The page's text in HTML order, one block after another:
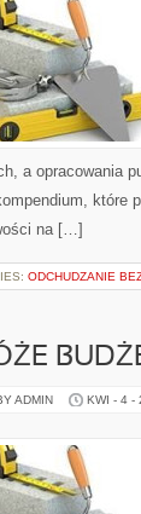
a opracowania
które
na […]
ODCHUDZANIE
ADMIN KWI - 4 -